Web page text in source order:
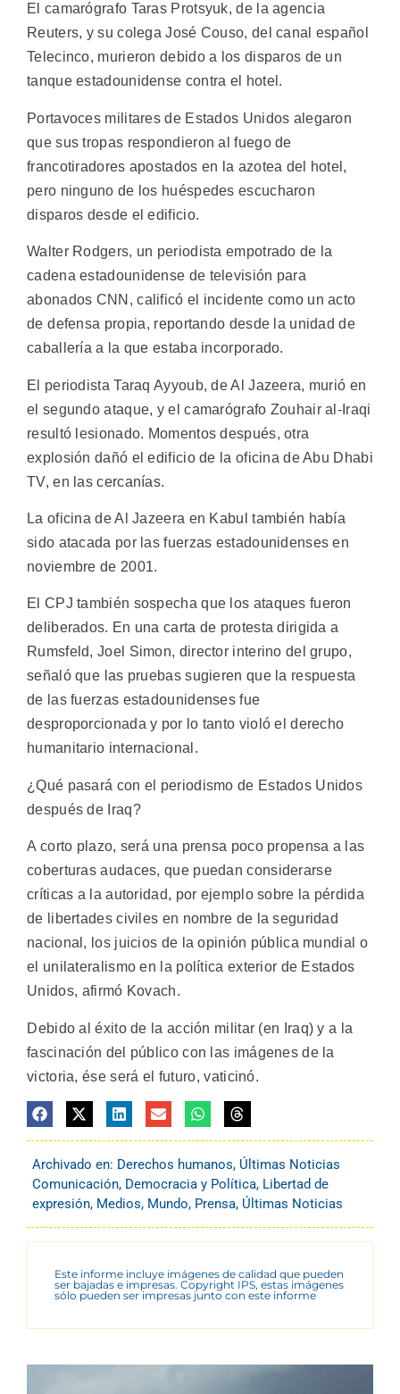
El camarógrafo Taras Protsyuk, de la agencia
Reuters, y su colega José Couso, del canal español
Telecinco, murieron debido a los disparos de un
tanque estadounidense contra el hotel.
Portavoces militares de Estados Unidos alegaron
que sus tropas respondieron al fuego de
francotiradores apostados en la azotea del hotel,
pero ninguno de los huéspedes escucharon
disparos desde el edificio.
Walter Rodgers, un periodista empotrado de la
cadena estadounidense de televisión para
abonados CNN, calificó el incidente como un acto
de defensa propia, reportando desde la unidad de
caballería a la que estaba incorporado.
El periodista Taraq Ayyoub, de Al Jazeera, murió en
el segundo ataque, y el camarógrafo Zouhair al-Iraqi
resultó lesionado. Momentos después, otra
explosión dañó el edificio de la oficina de Abu Dhabi
TV, en las cercanías.
La oficina de Al Jazeera en Kabul también había
sido atacada por las fuerzas estadounidenses en
noviembre de 2001.
El CPJ también sospecha que los ataques fueron
deliberados. En una carta de protesta dirigida a
Rumsfeld, Joel Simon, director interino del grupo,
señaló que las pruebas sugieren que la respuesta
de las fuerzas estadounidenses fue
desproporcionada y por lo tanto violó el derecho
humanitario internacional.
¿Qué pasará con el periodismo de Estados Unidos
después de Iraq?
A corto plazo, será una prensa poco propensa a las
coberturas audaces, que puedan considerarse
críticas a la autoridad, por ejemplo sobre la pérdida
de libertades civiles en nombre de la seguridad
nacional, los juicios de la opinión pública mundial o
el unilateralismo en la política exterior de Estados
Unidos, afirmó Kovach.
Debido al éxito de la acción militar (en Iraq) y a la
fascinación del público con las imágenes de la
victoria, ése será el futuro, vaticinó.
Archivado en: Derechos humanos, Últimas Noticias
Comunicación, Democracia y Política, Libertad de
expresión, Medios, Mundo, Prensa, Últimas Noticias
Este informe incluye imágenes de calidad que pueden
ser bajadas e impresas. Copyright IPS, estas imágenes
sólo pueden ser impresas junto con este informe